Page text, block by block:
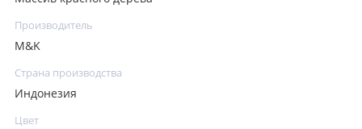
Производитель
M&K
Страна производства
Индонезия
Цвет